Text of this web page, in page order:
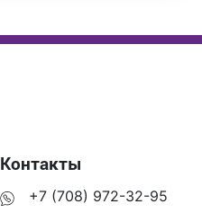
Контакты
+7 (708) 972-32-95